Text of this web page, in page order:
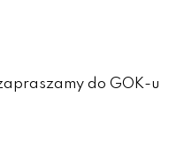
do GOK-u